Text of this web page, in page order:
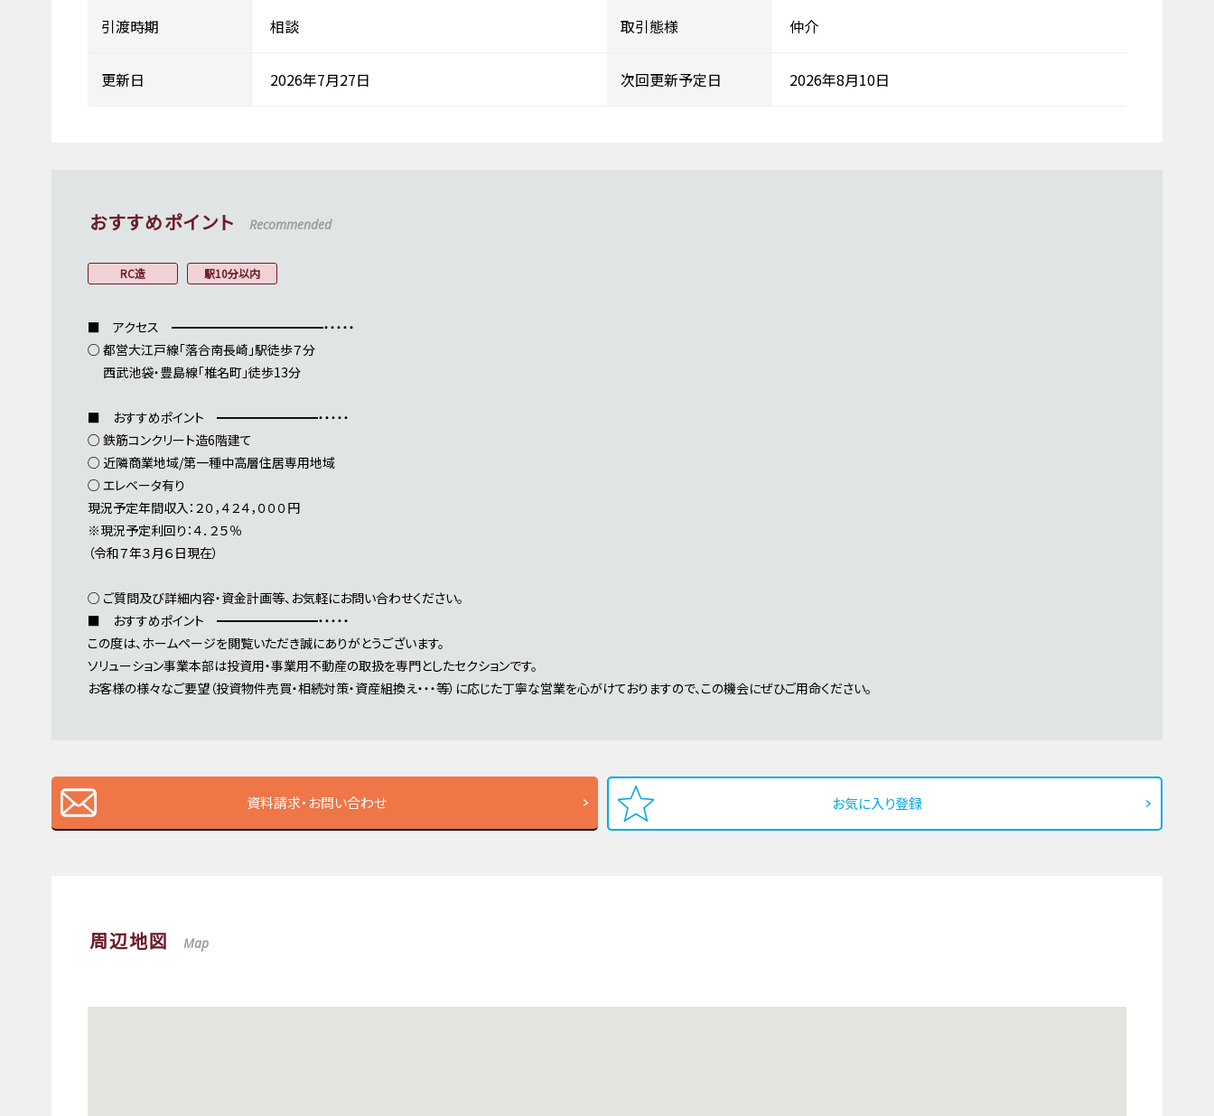
引渡時期 相談 取引態様 仲介
更新日 2026年7月27日 次回更新予定日 2026年8月10日
おすすめポイント Recommended
RC造 駅10分以内
■ アクセス ━━━━━━━━━━━━・・・・・
○ 都営大江戸線「落合南長崎」駅徒歩７分
西武池袋・豊島線「椎名町」徒歩13分
■ おすすめポイント ━━━━━━━━・・・・・
○ 鉄筋コンクリート造6階建て
○ 近隣商業地域/第一種中高層住居専用地域
○ エレベータ有り
現況予定年間収入：２０，４２４，０００円
※現況予定利回り：４．２５％
（令和７年３月６日現在）
○ ご質問及び詳細内容・資金計画等、お気軽にお問い合わせください。
■ おすすめポイント ━━━━━━━━・・・・・
この度は、ホームページを閲覧いただき誠にありがとうございます。
ソリューション事業本部は投資用・事業用不動産の取扱を専門としたセクションです。
お客様の様々なご要望（投資物件売買・相続対策・資産組換え・・・等）に応じた丁寧な営業を心がけておりますので、この機会にぜひご用命ください。
資料請求・お問い合わせ お気に入り登録
周辺地図 Map